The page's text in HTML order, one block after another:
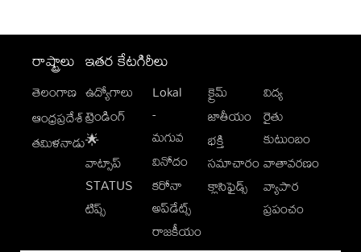
రాష్ట్రాలు
తెలంగాణ
ఆంధ్రప్రదేశ్
తమిళనాడు
ఇతర కేటగిరీలు
ఉద్యోగాలు
ట్రెండింగ్
🌟
వాట్సాప్
STATUS
టిప్స్
Lokal
-
మగువ
వినోదం
కరోనా
అప్‌డేట్స్
రాజకీయం
క్రైమ్
జాతీయం
భక్తి
సమాచారం
క్లాసిఫైడ్స్
విద్య
రైతు
కుటుంబం
వాతావరణం
వ్యాపార
ప్రపంచం